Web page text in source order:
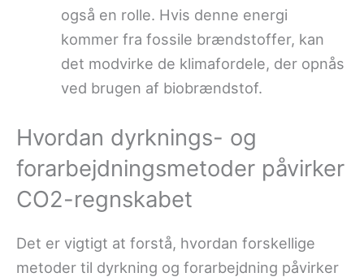
også en rolle. Hvis denne energi
kommer fra fossile brændstoffer, kan
det modvirke de klimafordele, der opnås
ved brugen af biobrændstof.
Hvordan dyrknings- og
forarbejdningsmetoder påvirker
CO2-regnskabet
Det er vigtigt at forstå, hvordan forskellige
metoder til dyrkning og forarbejdning påvirker